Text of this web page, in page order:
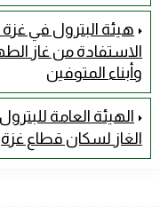
هيئة البترول في
الاستفادة من غاز
وأبناء المتوفين
الهيئة العامة
الغاز لسكان قطاع غزة